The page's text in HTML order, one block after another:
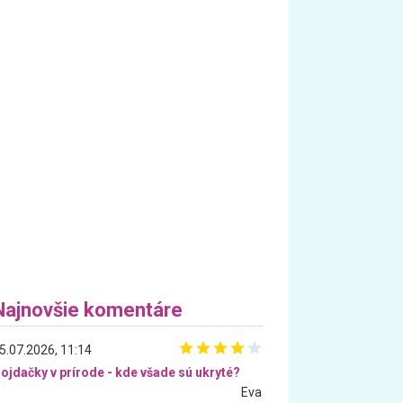
komentáre
11:14
v prírode - kde všade sú ukryté?
Eva